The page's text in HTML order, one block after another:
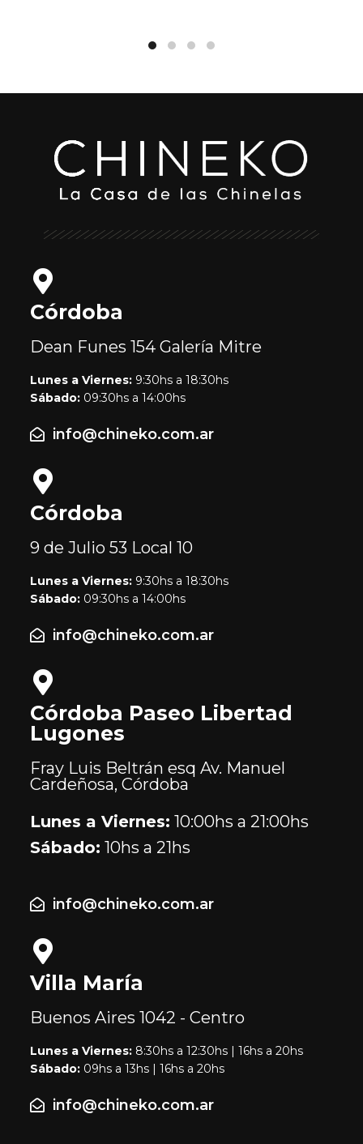
Córdoba
Dean Funes 154Galería Mitre
Lunes a Viernes: 9:30hs a 18:30hs
Sábado: 09:30hs a 14:00hs
info@chineko.com.ar
Córdoba
9 de Julio 53 Local 10
Lunes a Viernes: 9:30hs a 18:30hs
Sábado: 09:30hs a 14:00hs
info@chineko.com.ar
Córdoba Paseo Libertad
Lugones
Fray Luis Beltrán esq Av. Manuel
Cardeñosa, Córdoba
Lunes a Viernes: 10:00hs a 21:00hs
Sábado: 10hs a 21hs
info@chineko.com.ar
Villa María
Buenos Aires1042 - Centro
Lunes a Viernes: 8:30hs a 12:30hs | 16hs a 20hs
Sábado: 09hs a 13hs | 16hs a 20hs
info@chineko.com.ar